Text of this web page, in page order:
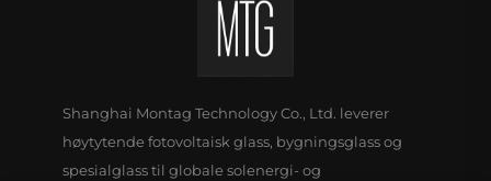
Shanghai Montag Technology Co., Ltd. leverer
høytytende fotovoltaisk glass, bygningsglass og
spesialglass til globale solenergi- og